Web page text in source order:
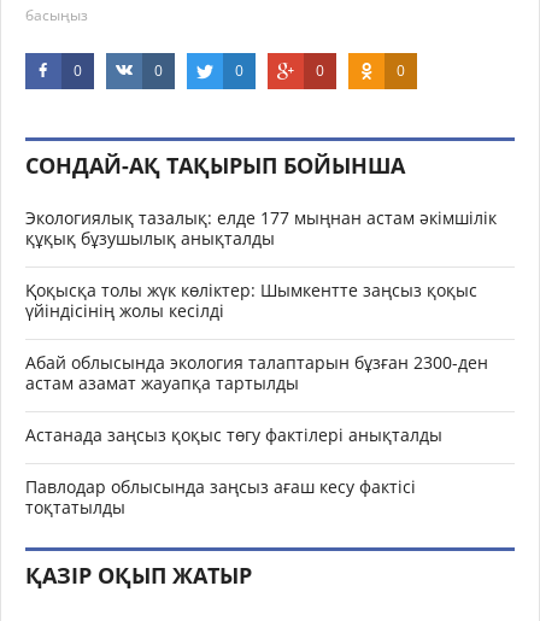
басыңыз
0 0 0 0 0
СОНДАЙ-АҚ ТАҚЫРЫП БОЙЫНША
Экологиялық тазалық: елде 177 мыңнан астам әкімшілік
құқық бұзушылық анықталды
Қоқысқа толы жүк көліктер: Шымкентте заңсыз қоқыс
үйіндісінің жолы кесілді
Абай облысында экология талаптарын бұзған 2300-ден
астам азамат жауапқа тартылды
Астанада заңсыз қоқыс төгу фактілері анықталды
Павлодар облысында заңсыз ағаш кесу фактісі
тоқтатылды
ҚАЗІР ОҚЫП ЖАТЫР